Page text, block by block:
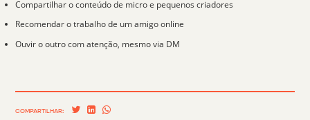
Compartilhar o conteúdo de micro e pequenos criadores
Recomendar o trabalho de um amigo online
Ouvir o outro com atenção, mesmo via DM
COMPARTILHAR: